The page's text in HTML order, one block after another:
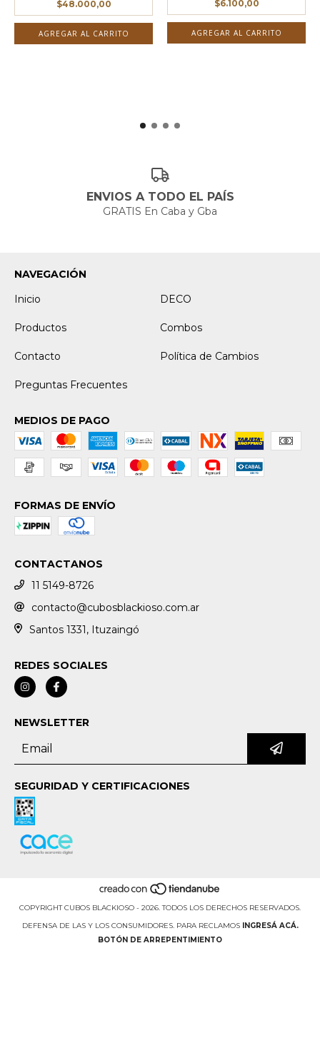
$48.000,00 $6.100,00
AGREGAR AL CARRITO
ENVIOS A TODO EL PAÍS
GRATIS En Caba y Gba
NAVEGACIÓN
Inicio
DECO
Productos Combos
Contacto Política de Cambios
Preguntas Frecuentes
MEDIOS DE PAGO
FORMAS DE ENVÍO
CONTACTANOS
11 5149-8726
contacto@cubosblackioso.com.ar
Santos 1331, Ituzaingó
REDES SOCIALES
NEWSLETTER
SEGURIDAD Y CERTIFICACIONES
COPYRIGHT CUBOS BLACKIOSO - 2026. TODOS LOS DERECHOS RESERVADOS.
DEFENSA DE LAS Y LOS CONSUMIDORES. PARA RECLAMOS INGRESÁ ACÁ.
BOTÓN DE ARREPENTIMIENTO